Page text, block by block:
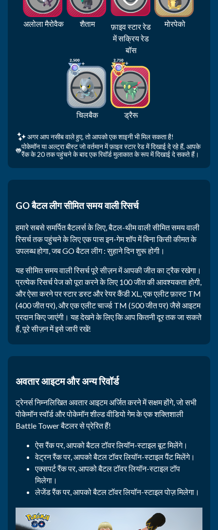
अलोला मैरोवैक शैताम
फ़ाइव स्टार रेड
में सक्रिय रेड
बॉस
मोरपेको
चिलबैक ड्रैरू
अगर आप नसीब वाले हुए, तो आपको एक शाइनी भी मिल सकता है!
पोकेमॉन या अल्ट्रा बीस्ट जो वर्तमान में फ़ाइव स्टार रेड में दिखाई दे रहे हैं, आपके
रैंक के 20 तक पहुंचने के बाद एक रिवॉर्ड मुलाकात के रूप में दिखाई दे सकते हैं।
GO बैटल लीग सीमित समय वाली रिसर्च
हमारे सबसे समर्पित बैटलर्स के लिए, बैटल-थीम वाली सीमित समय वाली
रिसर्च तक पहुंचने के लिए एक पास इन-गेम शॉप में बिना किसी कीमत के
उपलब्ध होगा, जब GO बैटल लीग : सुहाने दिन शुरू होगी।
यह सीमित समय वाली रिसर्च पूरे सीज़न में आपकी जीत का ट्रैक रखेगा।
प्रत्येक रिसर्च पेज को पूरा करने के लिए 100 जीत की आवश्यकता होगी,
और ऐसा करने पर स्टार डस्ट और रेयर कैंडी XL, एक एलीट फ़ास्ट TM
(400 जीत पर), और एक एलीट चार्ज्ड TM (500 जीत पर) जैसे आइटम
प्रदान किए जाएंगी। यह देखने के लिए कि आप कितनी दूर तक जा सकते
हैं, पूरे सीज़न में इसे जारी रखें!
अवतार आइटम और अन्य रिवॉर्ड
ट्रेनर्स निम्नलिखित अवतार आइटम अर्जित करने में सक्षम होंगे, जो सभी
पोकेमॉन स्वॉर्ड और पोकेमॉन शील्ड वीडियो गेम के एक शक्तिशाली
Battle Tower बैटलर से प्रेरित हैं!
ऐस रैंक पर, आपको बैटल टॉवर लियॉन-स्टाइल बूट मिलेंगे।
वेट्रन रैंक पर, आपको बैटल टॉवर लियॉन-स्टाइल पैंट मिलेंगे।
एक्सपर्ट रैंक पर, आपको बैटल टॉवर लियॉन-स्टाइल टॉप
मिलेगा।
लेजेंड रैंक पर, आपको बैटल टॉवर लियॉन-स्टाइल पोज़ मिलेगा।